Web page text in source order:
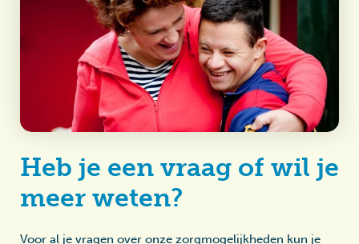
Heb je een vraag of wil je
meer weten?
Voor al je vragen over onze zorgmogelijkheden kun je